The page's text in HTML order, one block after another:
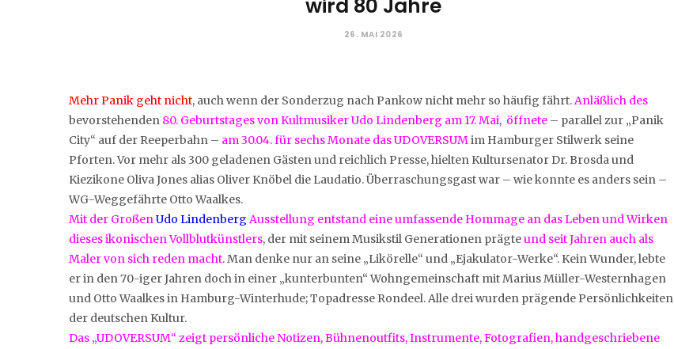
wird 80 Jahre
26. MAI 2026
Mehr Panik geht nicht, auch wenn der Sonderzug nach Pankow nicht mehr so häufig fährt.Anläßlich des
bevorstehenden 80. Geburtstages von Kultmusiker Udo Lindenberg am 17. Mai, öffnete – parallel zur „Panik
City“ auf der Reeperbahn – am 30.04. für sechs Monate das UDOVERSUMim Hamburger Stilwerk seine
Pforten. Vor mehr als 300 geladenen Gästen und reichlich Presse, hielten Kultursenator Dr. Brosda und
Kiezikone Oliva Jones alias Oliver Knöbel die Laudatio. Überraschungsgast war – wie konnte es anders sein –
WG-Weggefährte Otto Waalkes.
Mit der GroßenUdo Lindenberg Ausstellung entstand eine umfassende Hommage an das Leben und Wirken
dieses ikonischen Vollblutkünstlers, der mit seinem Musikstil Generationen prägteund seit Jahren auch als
Maler von sich reden macht.Man denke nur an seine „Likörelle“ und „Ejakulator-Werke“. Kein Wunder, lebte
er in den 70-iger Jahren doch in einer „kunterbunten“ Wohngemeinschaft mit Marius Müller-Westernhagen
und Otto Waalkes in Hamburg-Winterhude; Topadresse Rondeel. Alle drei wurden prägende Persönlichkeiten
der deutschen Kultur.
Das „UDOVERSUM“ zeigt persönliche Notizen, Bühnenoutfits, Instrumente, Fotografien, handgeschriebene